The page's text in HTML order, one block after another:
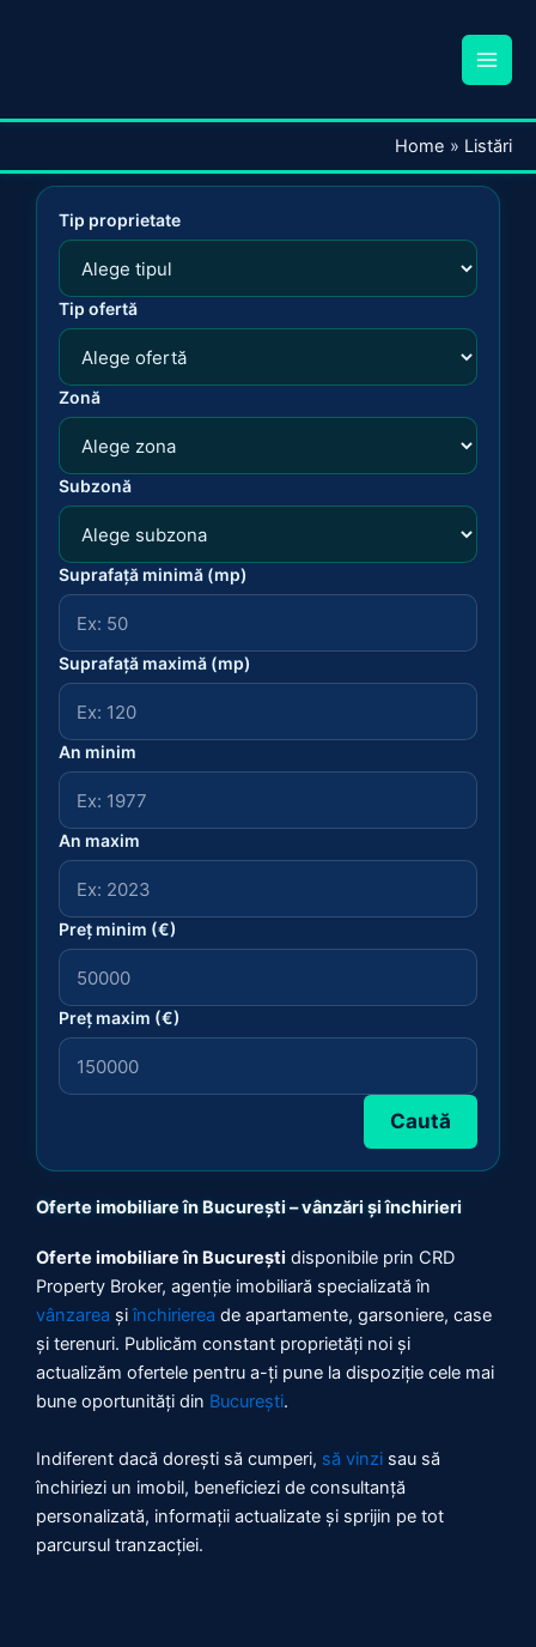
Home Listări
Tip proprietate
Tip ofertă
Zonă
Subzonă
Suprafață minimă (mp)
Suprafață maximă (mp)
An minim
An maxim
Preț minim (€)
Preț maxim (€)
Caută
Oferte imobiliare în București – vânzări și închirieri
Oferte imobiliare în București disponibile prin CRD
Property Broker, agenție imobiliară specializată în
vânzarea și închirierea de apartamente, garsoniere, case
și terenuri. Publicăm constant proprietăți noi și
actualizăm ofertele pentru a-ți pune la dispoziție cele mai
bune oportunități din București.
Indiferent dacă dorești să cumperi, să vinzi sau să
închiriezi un imobil, beneficiezi de consultanță
personalizată, informații actualizate și sprijin pe tot
parcursul tranzacției.